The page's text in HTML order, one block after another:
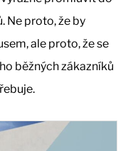
Ne proto, že by
ale proto, že se
běžných zákazníků